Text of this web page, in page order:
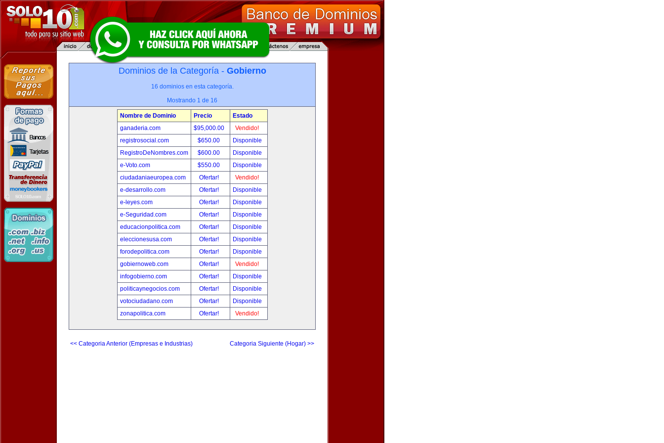
Dominios de la Categoría - Gobierno
16 dominios en esta categoría.
Mostrando 1 de 16
Nombre de Dominio Precio
Estado
ganaderia.com
$95,000.00
Vendido!
registrosocial.com
$650.00
Disponible
RegistroDeNombres.com
$600.00
Disponible
e-Voto.com
$550.00
Disponible
ciudadaniaeuropea.com
Ofertar!
Vendido!
e-desarrollo.com
Ofertar!
Disponible
e-leyes.com
Ofertar!
Disponible
e-Seguridad.com
Ofertar!
Disponible
educacionpolitica.com
Ofertar!
Disponible
eleccionesusa.com
Ofertar!
Disponible
forodepolitica.com
Ofertar!
Disponible
gobiernoweb.com
Ofertar!
Vendido!
infogobierno.com
Ofertar!
Disponible
politicaynegocios.com
Ofertar!
Disponible
votociudadano.com
Ofertar!
Disponible
zonapolitica.com
Ofertar! Vendido!
<< Categoria Anterior (Empresas e Industrias) Categoria Siguiente (Hogar) >>